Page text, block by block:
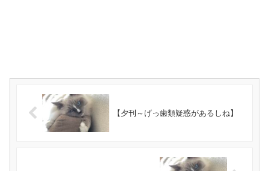
【夕刊～げっ歯類疑惑があるしね】